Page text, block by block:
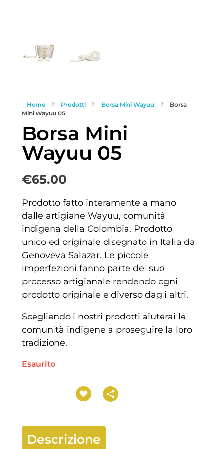
Home Prodotti Borsa Mini Wayuu
Borsa
Mini Wayuu 05
Borsa Mini
Wayuu 05
€65.00
Prodotto fatto interamente a mano
dalle artigiane Wayuu, comunità
indigena della Colombia. Prodotto
unico ed originale disegnato in Italia da
Genoveva Salazar. Le piccole
imperfezioni fanno parte del suo
processo artigianale rendendo ogni
prodotto originale e diverso dagli altri.
Scegliendo i nostri prodotti aiuterai le
comunità indigene a proseguire la loro
tradizione.
Esaurito
Descrizione